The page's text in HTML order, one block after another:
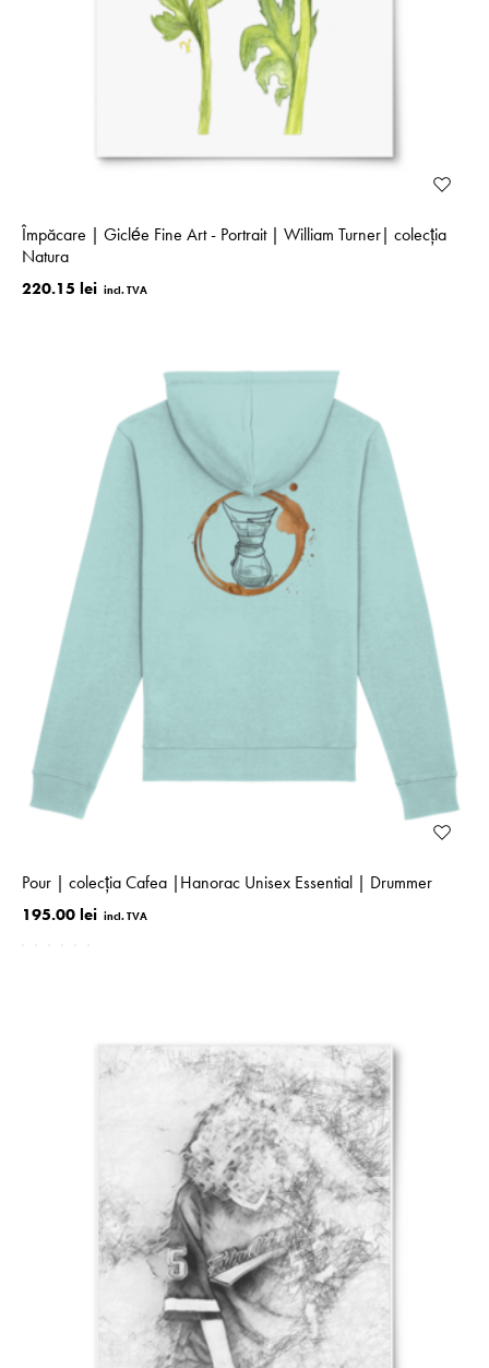
Împăcare | Giclée Fine Art - Portrait | William Turner| colecţia
Natura
220.15 lei
Pour | colecţia Cafea |Hanorac Unisex Essential | Drummer
195.00 lei